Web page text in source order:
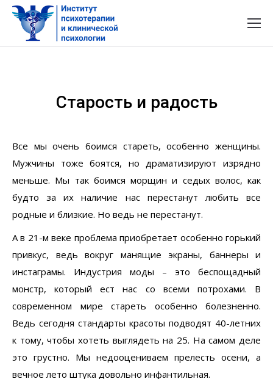
Старость и радость
Все мы очень боимся стареть, особенно женщины.
Мужчины тоже боятся, но драматизируют изрядно
меньше. Мы так боимся морщин и седых волос, как
будто за их наличие нас перестанут любить все
родные и близкие. Но ведь не перестанут.
А в 21-м веке проблема приобретает особенно горький
привкус, ведь вокруг манящие экраны, баннеры и
инстаграмы. Индустрия моды – это беспощадный
монстр, который ест нас со всеми потрохами. В
современном мире стареть особенно болезненно.
Ведь сегодня стандарты красоты подводят 40-летних
к тому, чтобы хотеть выглядеть на 25. На самом деле
это грустно. Мы недооцениваем прелесть осени, а
вечное лето штука довольно инфантильная.